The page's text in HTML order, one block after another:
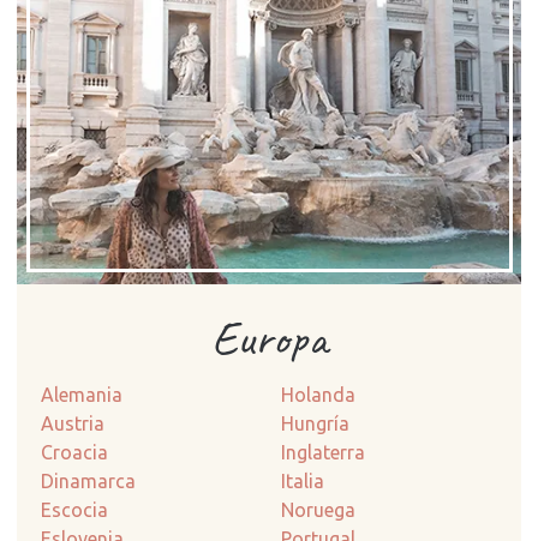
Europa
Alemania
Austria
Croacia
Dinamarca
Escocia
Holanda
Hungría
Inglaterra
Italia
Noruega